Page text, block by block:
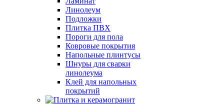
Линолеум
Подложки
Плитка ПВХ
Пороги для пола
Ковровые покрытия
Напольные плинтусы
Шнуры для сварки
линолеума
Клей для напольных
покрытий